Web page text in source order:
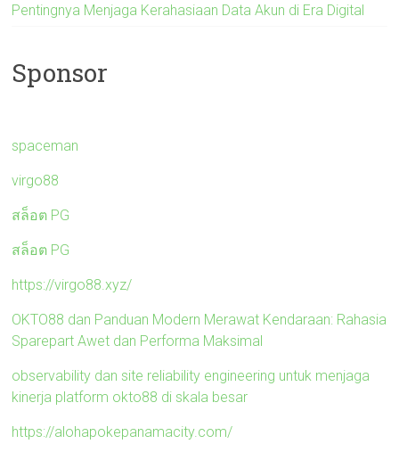
Pentingnya Menjaga Kerahasiaan Data Akun di Era Digital
Sponsor
spaceman
virgo88
สล็อต PG
สล็อต PG
https://virgo88.xyz/
OKTO88 dan Panduan Modern Merawat Kendaraan: Rahasia
Sparepart Awet dan Performa Maksimal
observability dan site reliability engineering untuk menjaga
kinerja platform okto88 di skala besar
https://alohapokepanamacity.com/